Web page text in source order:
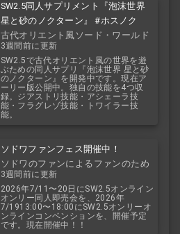
SW2.5同人サプリメント『泡沫世界
星と砂のノクターン』 #ホスノク
古代オリエント風ソード・ワールド
2.5
3週間前に更新
SW2.5で古代オリエント風の世界を遊
ぶための同人サプリ『泡沫世界 星と砂
のノクターン』を開発中です。現在ア
ーリー版公開中。独自の技能を4つ収
録。ジアストリ技能・アシェーラ技
能・フラグレゾ技能・トワイラー技
能。
ソドワファンフェス開催中！
ソドワのファンによるファンのため
のお祭り！
3週間前に更新
2026年7/11〜20日にSW2.5オンライン
オンリー同人即売会を、2026年
7/1913:00〜18:00にSW2.5オンリーオ
ンラインコンベンションを、開催予定
です。現在開催中！！